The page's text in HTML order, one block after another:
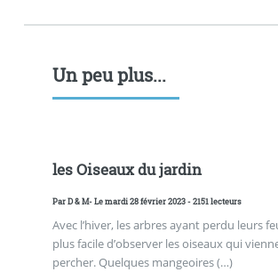
Un peu plus...
les Oiseaux du jardin
ParD & M- Le mardi 28 février 2023 - 2151 lecteurs
Avec l’hiver, les arbres ayant perdu leurs
plus facile d’observer les oiseaux qui
percher. Quelques mangeoires (…)